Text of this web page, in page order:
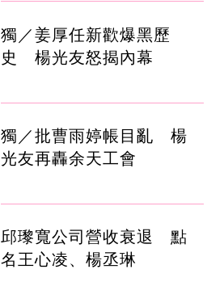
獨／姜厚任新歡爆黑歷
史 楊光友怒揭內幕
獨／批曹雨婷帳目亂 楊
光友再轟余天工會
邱瓈寬公司營收衰退 點
名王心凌、楊丞琳